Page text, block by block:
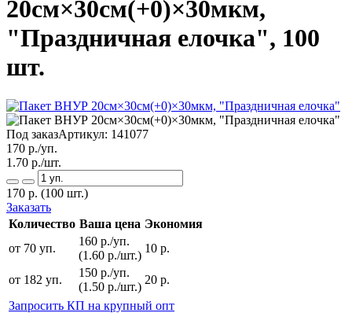
20см×30см(+0)×30мкм,
"Праздничная елочка", 100
шт.
Под заказАртикул: 141077
170 р./уп.
1.70 р./шт.
170 р. (100 шт.)
Заказать
Количество Ваша цена Экономия
от 70 уп.
160 р./уп.
(1.60 р./шт.)
10 р.
от 182 уп.
150 р./уп.
(1.50 р./шт.)
20 р.
Запросить КП на крупный опт